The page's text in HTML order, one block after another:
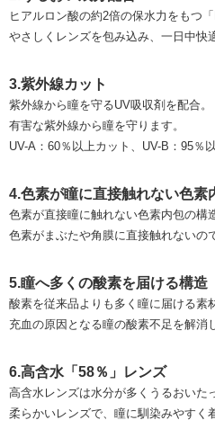
ヒアルロン酸の約2倍の保水力をもつ
やさしくレンズを包み込み、一日中快
3.紫外線カット
紫外線から瞳を守るUV吸収剤を配合。
有害な紫外線から瞳を守ります。
UV-A：60％以上カット、UV-B：95％
4.色素が瞳に直接触れない色素
色素が直接瞳に触れない色素内包の構
色素がまぶたや角膜に直接触れないの
5.瞳へ多くの酸素を届ける構造
酸素を従来品よりも多く瞳に届ける素
充血の原因となる瞳の酸素不足を解消
6.高含水「58％」レンズ
高含水レンズは水分が多くうるおいた
柔らかいレンズで、瞳に馴染みやすく